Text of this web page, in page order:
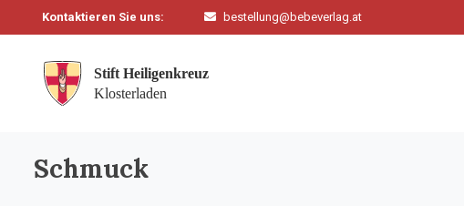
Kontaktieren Sie uns: bestellung@bebeverlag.at
Schmuck